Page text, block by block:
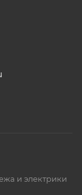
и электрики